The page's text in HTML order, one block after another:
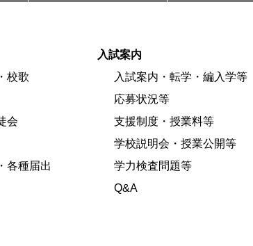
校歌
会
各種届出
入試案内
入試案内・転学・編入学等
応募状況等
支援制度・授業料等
学校説明会・授業公開等
学力検査問題等
Q&A